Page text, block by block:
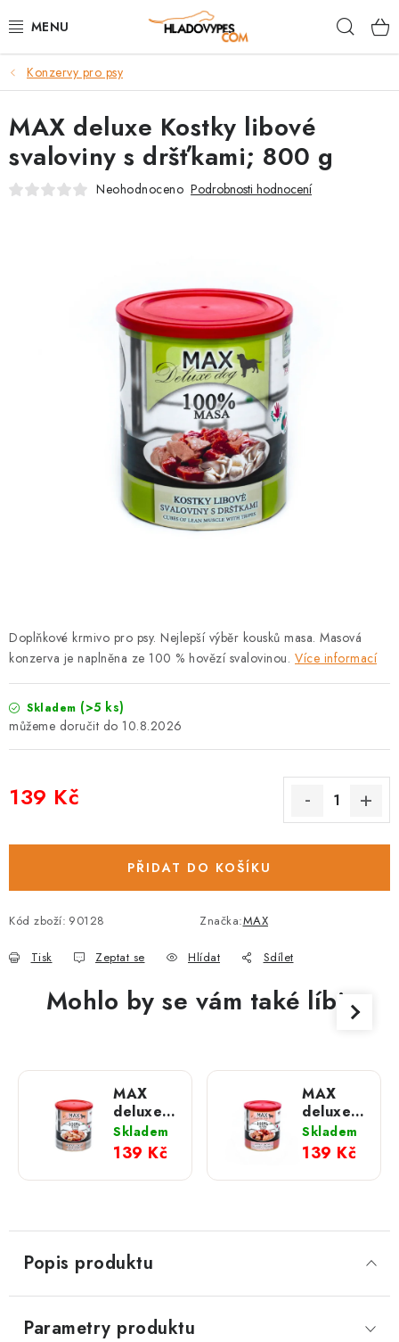
na
POTŘEBY PRO PSY
TAMI PŘEPRAVNÍ BOXY
SPORT SE PSEM
VĚRNOSTNÍ PROGRAM
Podmínky ochrany osobních údajů
FAQ
Konzervy pro psy
Doplňkové krmivo pro psy. Nejlepší výběr kousků masa. Masová
konzerva je naplněna ze 100 % hovězí svalovinou. Více informací
Skladem (>5 ks)
10.8.2026
139 Kč
PŘIDAT DO KOŠÍKU
Kód zboží: 90128 Značka:MAX
Tisk Zeptat se Hlídat Sdílet
MAX deluxe Kostky libové
svaloviny s dršťkami; 800 g
Neohodnoceno Podrobnosti hodnocení
Mohlo by se vám také líbit
MAX
deluxe
Kostky
libové
svaloviny;
800 g
Skladem
139 Kč
MAX
deluxe
Kostky
libové
svaloviny
s
Skladem
139 Kč
Popis produktu
Parametry produktu